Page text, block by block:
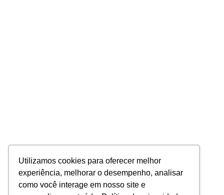
Utilizamos cookies para oferecer melhor
experiência, melhorar o desempenho, analisar
como você interage em nosso site e